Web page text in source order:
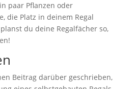
paar Pflanzen oder
die Platz in deinem Regal
du deine Regalfächer so,
Beitrag darüber geschrieben,